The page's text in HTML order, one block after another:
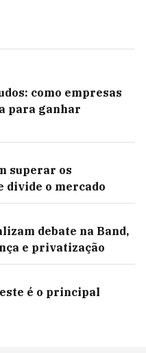
como empresas
para ganhar
superar os
divide o mercado
debate na Band,
e privatização
é o principal